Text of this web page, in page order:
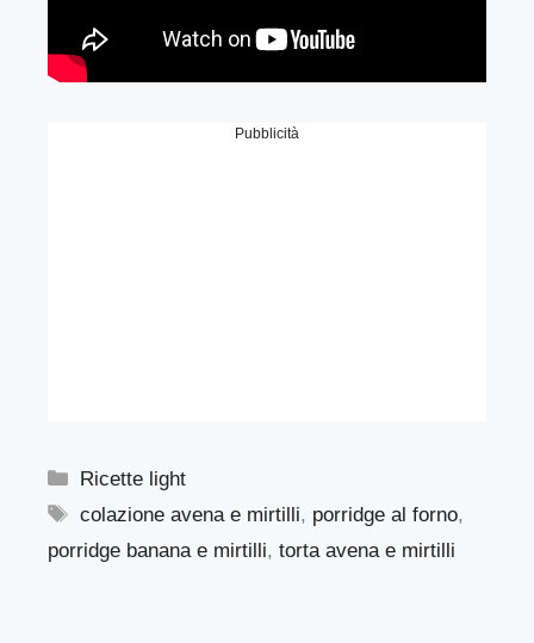
Pubblicità
Categorie
Ricette light
Tag
colazione avena e mirtilli, porridge al forno,
porridge banana e mirtilli, torta avena e mirtilli